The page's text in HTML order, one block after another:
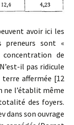
avoir ici les
preneurs sont «
de
il pas ridicule
terre affermée [12
ne l’établit même
des foyers.
dans son ouvrage